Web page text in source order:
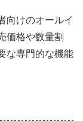
向けのオールイ
価格や数量割
な専門的な機能